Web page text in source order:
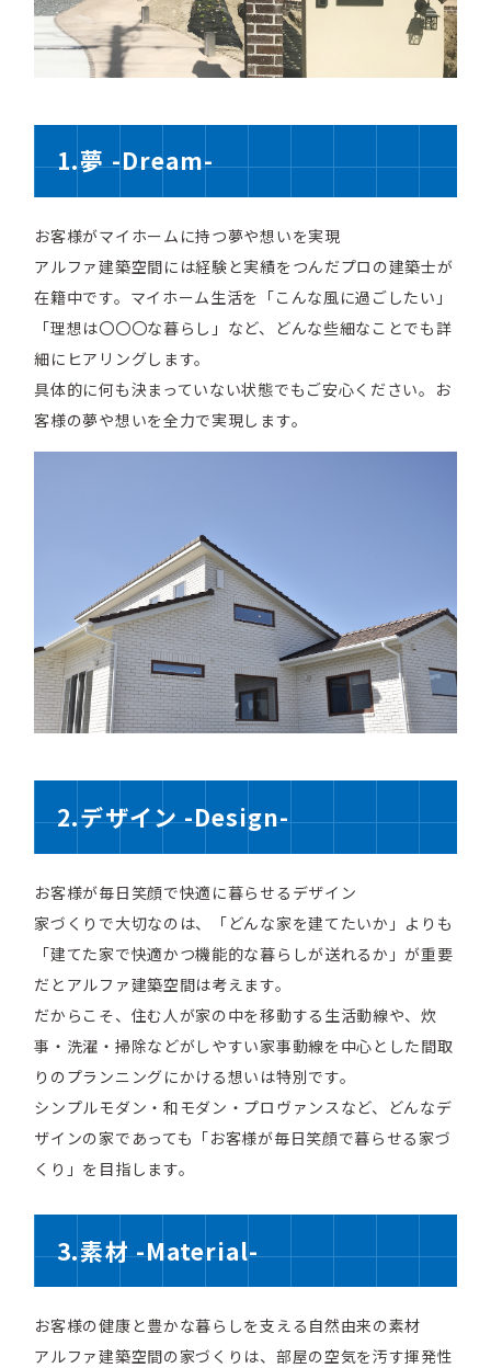
1.夢 -Dream-
お客様がマイホームに持つ夢や想いを実現
アルファ建築空間には経験と実績をつんだプロの建築士が
在籍中です。マイホーム生活を「こんな風に過ごしたい」
「理想は〇〇〇な暮らし」など、どんな些細なことでも詳
細にヒアリングします。
具体的に何も決まっていない状態でもご安心ください。お
客様の夢や想いを全力で実現します。
2.デザイン -Design-
お客様が毎日笑顔で快適に暮らせるデザイン
家づくりで大切なのは、「どんな家を建てたいか」よりも
「建てた家で快適かつ機能的な暮らしが送れるか」が重要
だとアルファ建築空間は考えます。
だからこそ、住む人が家の中を移動する生活動線や、炊
事・洗濯・掃除などがしやすい家事動線を中心とした間取
りのプランニングにかける想いは特別です。
シンプルモダン・和モダン・プロヴァンスなど、どんなデ
ザインの家であっても「お客様が毎日笑顔で暮らせる家づ
くり」を目指します。
3.素材 -Material-
お客様の健康と豊かな暮らしを支える自然由来の素材
アルファ建築空間の家づくりは、部屋の空気を汚す揮発性